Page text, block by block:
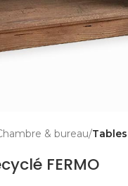
& bureau
FERMO